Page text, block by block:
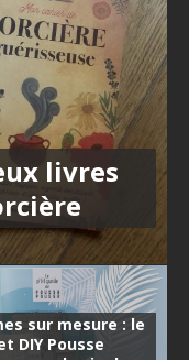
livres
sur mesure : le
DIY Pousse